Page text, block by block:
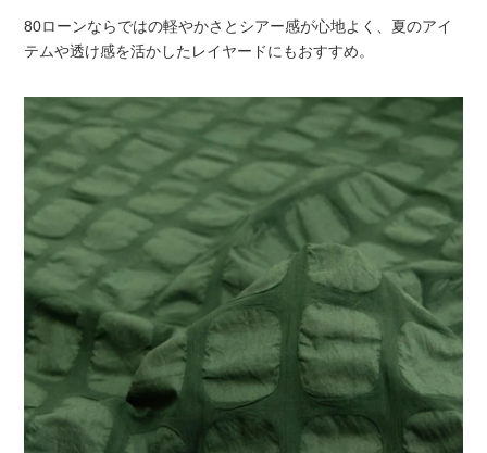
80ローンならではの軽やかさとシアー感が心地よく、夏のアイ
テムや透け感を活かしたレイヤードにもおすすめ。